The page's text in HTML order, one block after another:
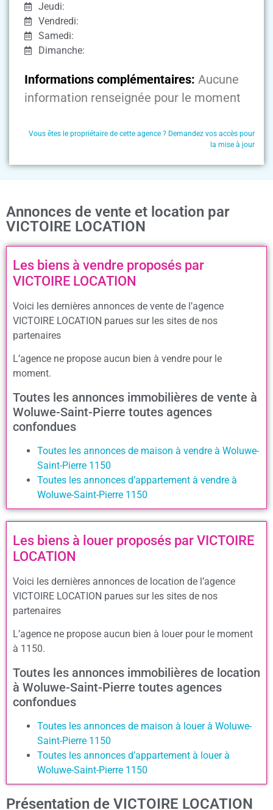
Jeudi:
Vendredi:
Samedi:
Dimanche:
Informations complémentaires: Aucune
information renseignée pour le moment
Vous êtes le propriétaire de cette agence ? Demandez vos accès pour
la mise à jour
Annonces de vente et location par
VICTOIRE LOCATION
Les biens à vendre proposés par
VICTOIRE LOCATION
Voici les dernières annonces de vente de l’agence
VICTOIRE LOCATION parues sur les sites de nos
partenaires
L’agence ne propose aucun bien à vendre pour le
moment.
Toutes les annonces immobilières de vente à
Woluwe-Saint-Pierre toutes agences
confondues
Toutes les annonces de maison à vendre à Woluwe-
Saint-Pierre 1150
Toutes les annonces d’appartement à vendre à
Woluwe-Saint-Pierre 1150
Les biens à louer proposés par VICTOIRE
LOCATION
Voici les dernières annonces de location de l’agence
VICTOIRE LOCATION parues sur les sites de nos
partenaires
L’agence ne propose aucun bien à louer pour le moment
à 1150.
Toutes les annonces immobilières de location
à Woluwe-Saint-Pierre toutes agences
confondues
Toutes les annonces de maison à louer à Woluwe-
Saint-Pierre 1150
Toutes les annonces d’appartement à louer à
Woluwe-Saint-Pierre 1150
Présentation de VICTOIRE LOCATION